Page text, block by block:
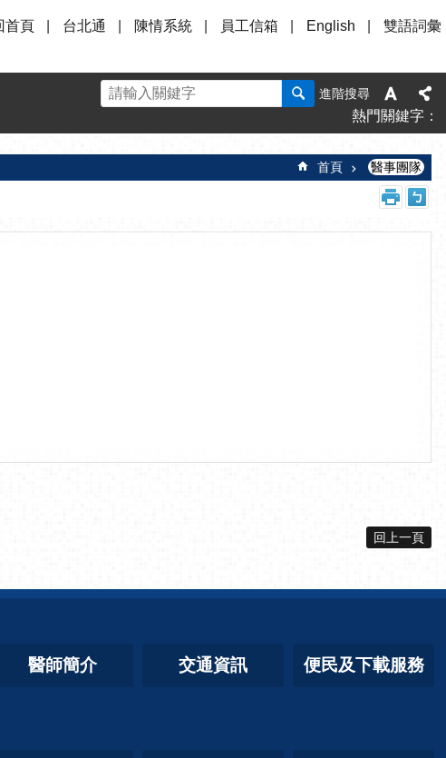
首頁 台北通 陳情系統 員工信箱 English 雙語詞彙
進階搜尋
熱門關鍵字
首頁 醫事團隊
回上一頁
醫師簡介 交通資訊 便民及下載服務